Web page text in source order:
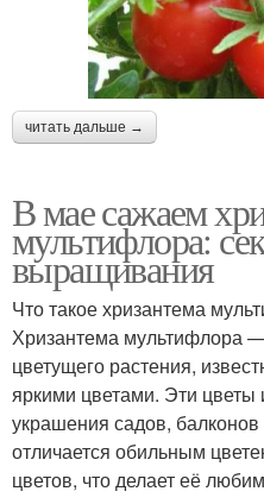
читать дальше →
В мае сажаем
мультифлора:
выращивания
Что такое хризантема
Хризантема мультифлора
цветущего растения,
яркими цветами. Эти цветы
украшения садов,
отличается обильным
цветов, что делает её